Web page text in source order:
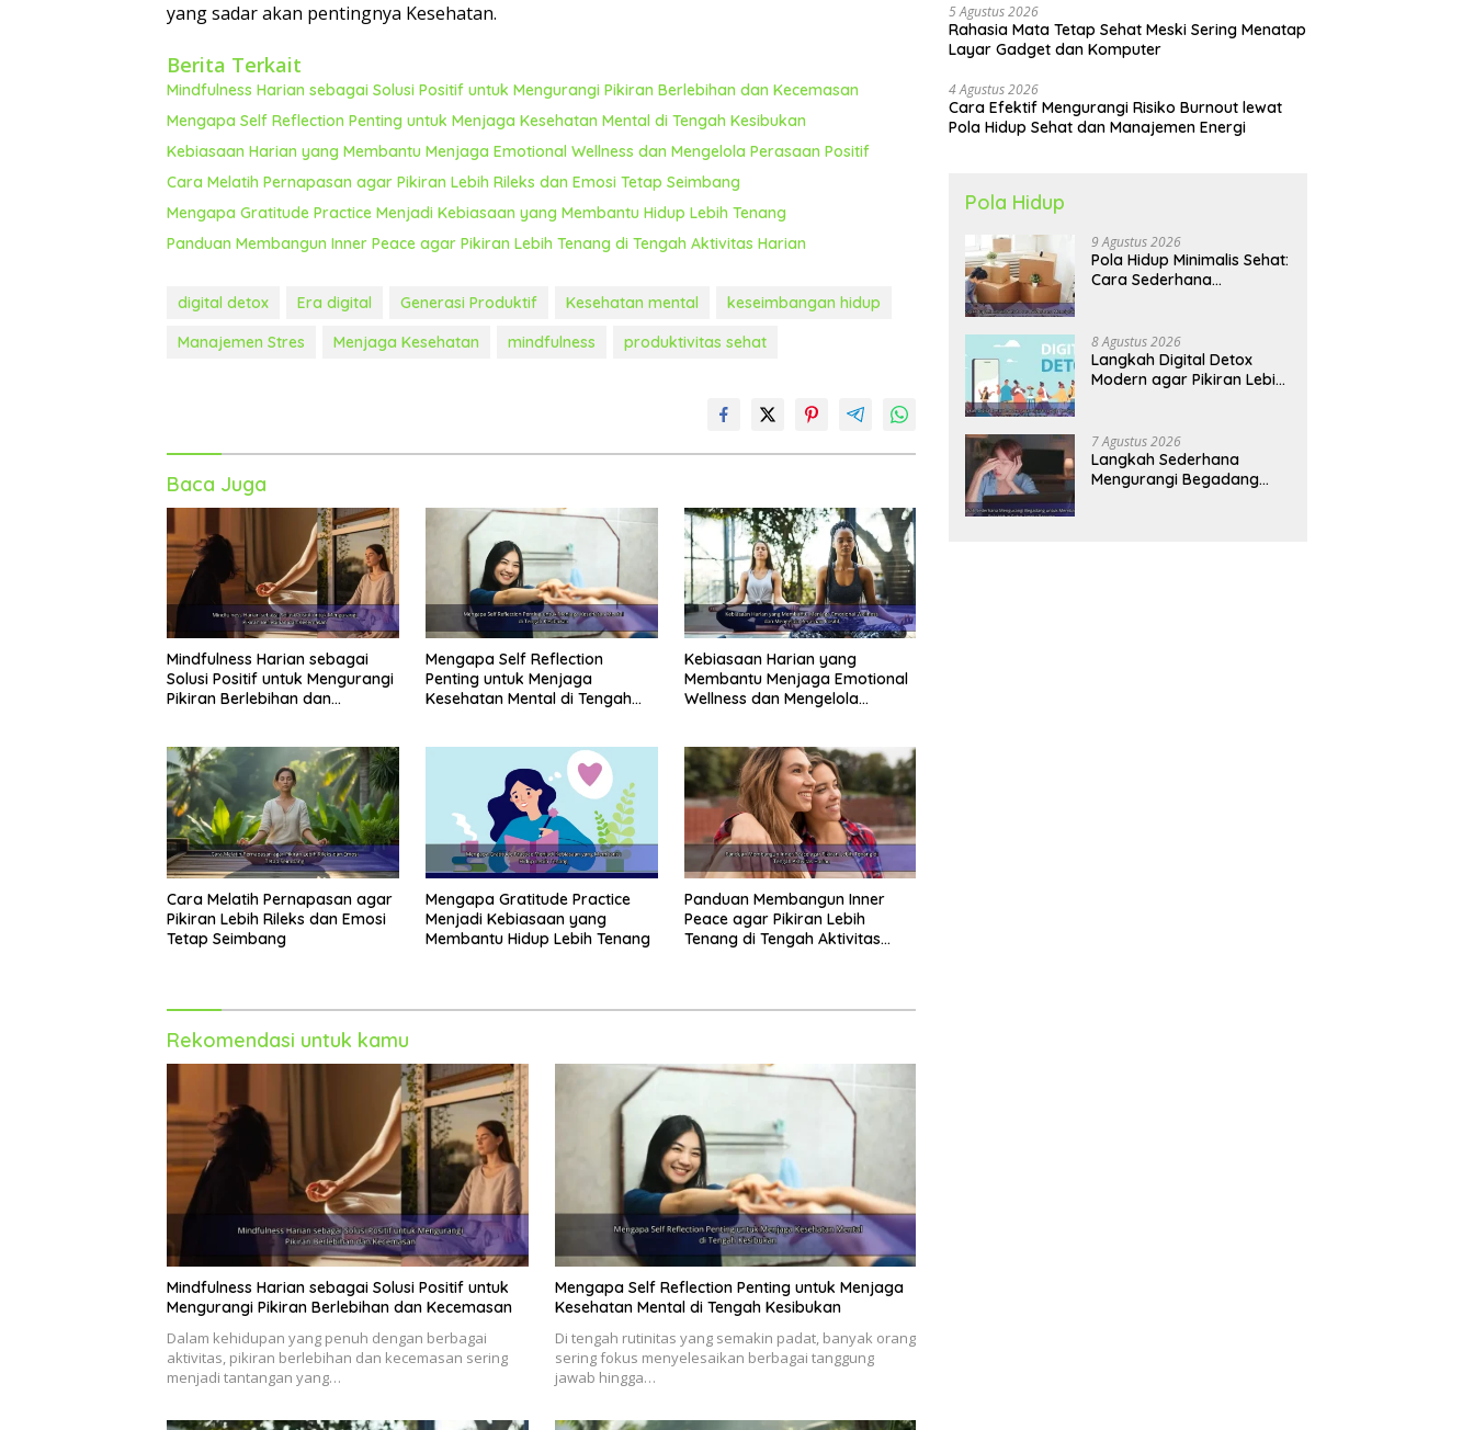
yang sadar akan pentingnya Kesehatan.
Berita Terkait
Mindfulness Harian sebagai Solusi Positif untuk Mengurangi Pikiran Berlebihan dan Kecemasan
Mengapa Self Reflection Penting untuk Menjaga Kesehatan Mental di Tengah Kesibukan
Kebiasaan Harian yang Membantu Menjaga Emotional Wellness dan Mengelola Perasaan Positif
Cara Melatih Pernapasan agar Pikiran Lebih Rileks dan Emosi Tetap Seimbang
Mengapa Gratitude Practice Menjadi Kebiasaan yang Membantu Hidup Lebih Tenang
Panduan Membangun Inner Peace agar Pikiran Lebih Tenang di Tengah Aktivitas Harian
digital detox Era digital Generasi Produktif Kesehatan mental
keseimbangan hidup
Manajemen Stres
Menjaga Kesehatan mindfulness produktivitas sehat
Baca Juga
Mindfulness Harian sebagai
Solusi Positif untuk Mengurangi
Pikiran Berlebihan dan
Mengapa Self Reflection
Penting untuk Menjaga
Kesehatan Mental di Tengah
Kebiasaan Harian yang
Membantu Menjaga Emotional
Wellness dan Mengelola
Cara Melatih Pernapasan agar
Pikiran Lebih Rileks dan Emosi
Tetap Seimbang
Mengapa Gratitude Practice
Menjadi Kebiasaan yang
Membantu Hidup Lebih Tenang
Panduan Membangun Inner
Peace agar Pikiran Lebih
Tenang di Tengah Aktivitas
Rekomendasi untuk kamu
Mindfulness Harian sebagai Solusi Positif untuk
Mengurangi Pikiran Berlebihan dan Kecemasan
Dalam kehidupan yang penuh dengan berbagai
aktivitas, pikiran berlebihan dan kecemasan sering
menjadi tantangan yang…
Mengapa Self Reflection Penting untuk Menjaga
Kesehatan Mental di Tengah Kesibukan
Di tengah rutinitas yang semakin padat, banyak orang
sering fokus menyelesaikan berbagai tanggung
jawab hingga…
5 Agustus 2026
Rahasia Mata Tetap Sehat Meski Sering Menatap
Layar Gadget dan Komputer
4 Agustus 2026
Cara Efektif Mengurangi Risiko Burnout lewat
Pola Hidup Sehat dan Manajemen Energi
Pola Hidup
9 Agustus 2026
Pola Hidup Minimalis Sehat:
Cara Sederhana
Kualitas Hidup
8 Agustus 2026
Langkah Digital Detox
Modern agar Pikiran Lebih
7 Agustus 2026
Langkah Sederhana
Mengurangi Begadang